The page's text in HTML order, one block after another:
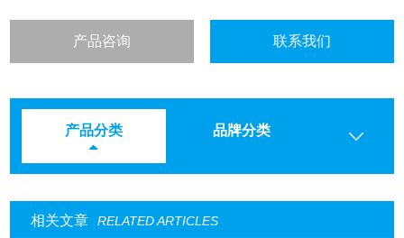
产品咨询 联系我们
产品分类 品牌分类
相关文章 RELATED ARTICLES